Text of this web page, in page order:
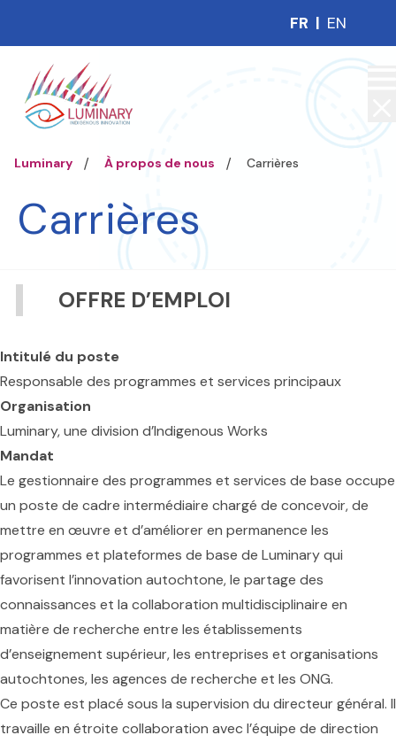
FR | EN
Luminary À propos de nous Carrières
Carrières
OFFRE D’EMPLOI
Intitulé du poste
Responsable des programmes et services principaux
Organisation
Luminary, une division d’Indigenous Works
Mandat
Le gestionnaire des programmes et services de base occupe
un poste de cadre intermédiaire chargé de concevoir, de
mettre en œuvre et d’améliorer en permanence les
programmes et plateformes de base de Luminary qui
favorisent l’innovation autochtone, le partage des
connaissances et la collaboration multidisciplinaire en
matière de recherche entre les établissements
d’enseignement supérieur, les entreprises et organisations
autochtones, les agences de recherche et les ONG.
Ce poste est placé sous la supervision du directeur général. Il
travaille en étroite collaboration avec l’équipe de direction